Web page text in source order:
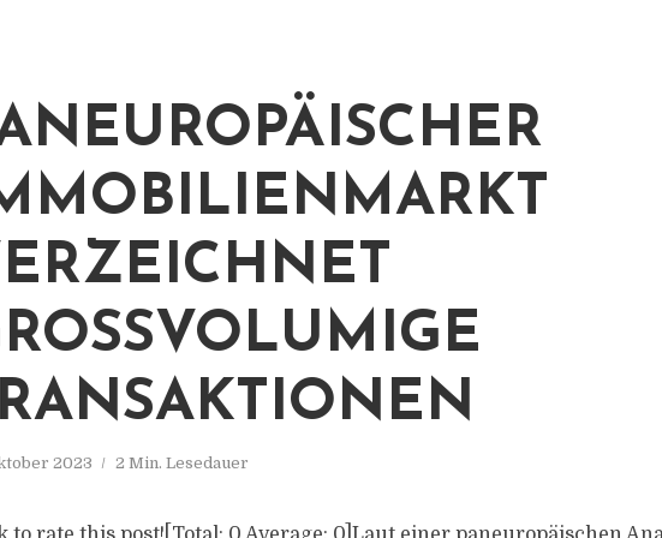
T
2023 2 Min. Lesedauer